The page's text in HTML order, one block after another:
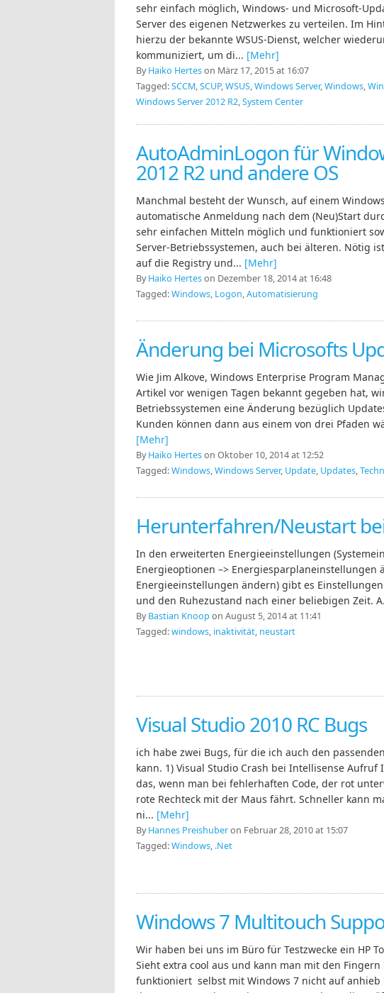
sehr einfach möglich, Windows- und Microsoft-
Server des eigenen Netzwerkes zu verteilen. Im
hierzu der bekannte WSUS-Dienst, welcher
kommuniziert, um di... [Mehr]
ByHaiko Herteson März 17, 2015 at 16:07
Tagged:SCCM,SCUP,WSUS,Windows Server,Windows,
Windows Server 2012 R2,System Center
AutoAdminLogon für
2012 R2 und andere OS
Manchmal besteht der Wunsch, auf einem
automatische Anmeldung nach dem (Neu)Start
sehr einfachen Mitteln möglich und funktioniert
Server-Betriebssystemen, auch bei älteren. Nötig
auf die Registry und... [Mehr]
ByHaiko Herteson Dezember 18, 2014 at 16:48
Tagged:Windows, Logon,Automatisierung
Änderung bei Microsofts
Wie Jim Alkove, Windows Enterprise Program
Artikel vor wenigen Tagen bekannt gegeben hat,
Betriebssystemen eine Änderung bezüglich
Kunden können dann aus einem von drei Pfaden
[Mehr]
ByHaiko Herteson Oktober 10, 2014 at 12:52
Tagged:Windows,Windows Server, Update, Updates,
Herunterfahren/Neustart
In den erweiterten Energieeinstellungen
Energieoptionen –> Energiesparplaneinstellungen
Energieeinstellungen ändern) gibt es
und den Ruhezustand nach einer beliebigen Zeit.
ByBastian Knoop on August 5, 2014 at 11:41
Tagged:windows, inaktivität, neustart
Visual Studio 2010 RC Bugs
ich habe zwei Bugs, für die ich auch den
kann. 1) Visual Studio Crash bei Intellisense Aufruf
das, wenn man bei fehlerhaften Code, der rot
rote Rechteck mit der Maus fährt. Schneller kann
ni... [Mehr]
ByHannes Preishuberon Februar 28, 2010 at 15:07
Tagged:Windows, .Net
Windows 7 Multitouch
Wir haben bei uns im Büro für Testzwecke ein HP
Sieht extra cool aus und kann man mit den
funktioniert selbst mit Windows 7 nicht auf anhieb